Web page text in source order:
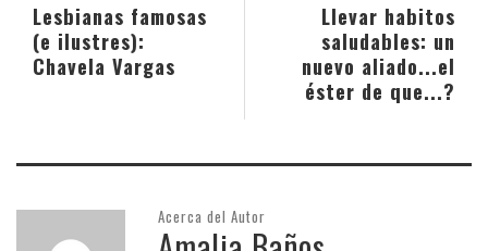
Llevar habitos
saludables: un
nuevo aliado...el
éster de que...?
Lesbianas famosas
(e ilustres):
Chavela Vargas
Acerca del Autor